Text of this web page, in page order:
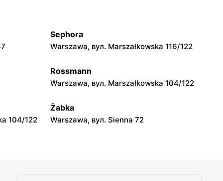
Sephora
Warszawa, вул. Marszałkowska 116/122
Rossmann
Warszawa, вул. Marszałkowska 104/122
104/122
Żabka
Warszawa, вул. Sienna 72